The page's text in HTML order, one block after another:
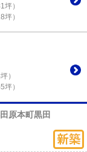
）
）
）
）
原本町黒田